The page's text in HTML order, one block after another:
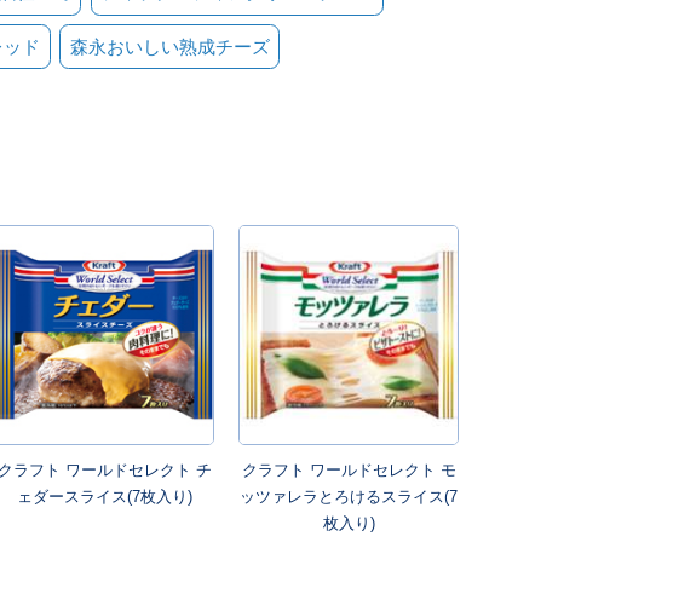
ド 森永おいしい熟成チーズ
クラフト ワールドセレクト チ
ェダースライス(7枚入り)
クラフト ワールドセレクト モ
ッツァレラとろけるスライス(7
枚入り)